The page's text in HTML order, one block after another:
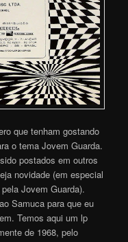
que tenham gostando
o tema Jovem Guarda.
postados em outros
novidade (em especial
Jovem Guarda).
Samuca para que eu
Temos aqui um lp
de 1968, pelo